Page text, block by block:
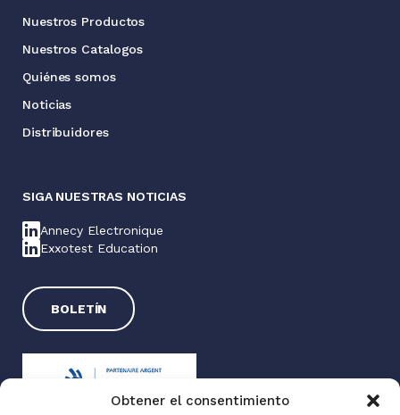
Obtener el consentimiento
Nuestros Productos
Nuestros Catalogos
Quiénes somos
Noticias
Distribuidores
SIGA NUESTRAS NOTICIAS
Annecy Electronique
Exxotest Education
BOLETÍN